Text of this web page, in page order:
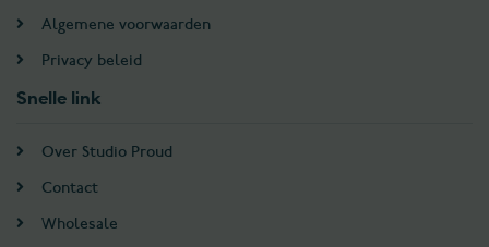
Algemene voorwaarden
Privacy beleid
Snelle link
Over Studio Proud
Contact
Wholesale